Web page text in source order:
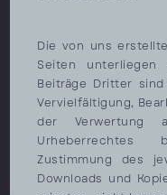
Die von uns
Seiten unterliegen
Beiträge Dritter
Vervielfältigung,
der Verwertung
Urheberrechtes
Zustimmung des
Downloads und